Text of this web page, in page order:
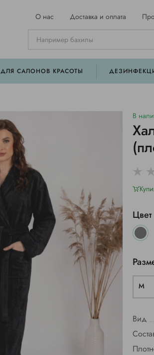
О нас Доставка и оплата
ДЛЯ САЛОНОВ КРАСОТЫ
В
Цвет
M
Вид